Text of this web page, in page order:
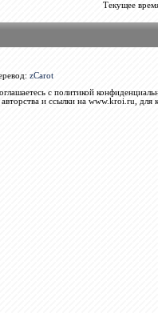
Текущее
zCarot
с политикой
и ссылки на www.kroi.ru, для